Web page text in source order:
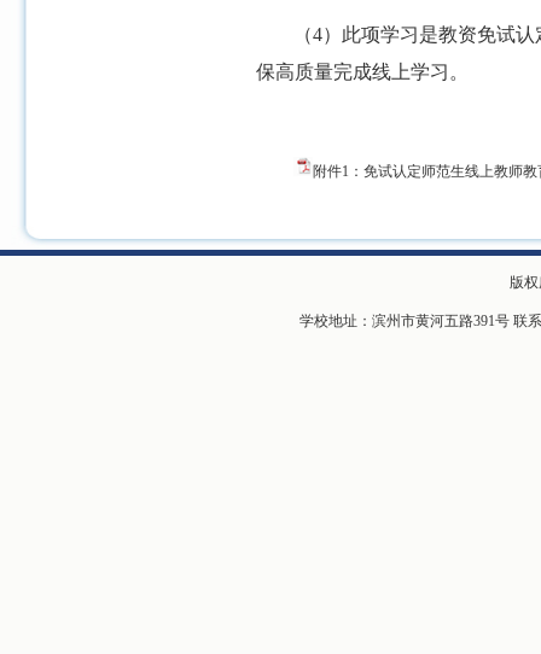
（4）此项学习是教资免试
保高质量完成线上学习。
附件1：免试认定师范生线上教师
版
学校地址：滨州市黄河五路391号 联